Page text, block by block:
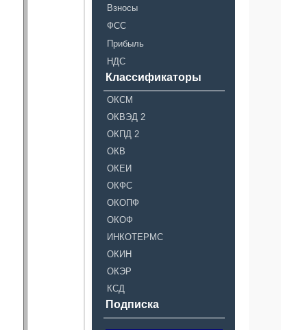
Взносы
ФСС
Прибыль
НДС
Классификаторы
ОКСМ
ОКВЭД 2
ОКПД 2
ОКВ
ОКЕИ
ОКФС
ОКОПФ
ОКОФ
ИНКОТЕРМС
ОКИН
ОКЭР
КСД
Подписка